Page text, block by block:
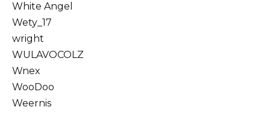
White Angel
Wety_17
wright
WULAVOCOLZ
Wnex
WooDoo
Weernis